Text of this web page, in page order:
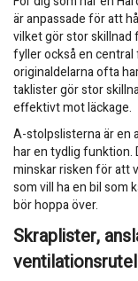
är anpassade för att
vilket gör stor skillnad
fyller också en
originaldelarna ofta
taklister gör stor
effektivt mot läckage.
A-stolpslisterna är en
har en tydlig funktion.
minskar risken för att
som vill ha en bil som
bör hoppa över.
Skraplister,